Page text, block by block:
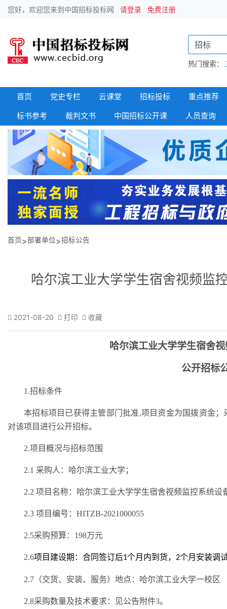
您好，欢迎您来到中国招标投标网 请登录 免费注册
热门搜索：
首页 党史专栏 云课堂
政府采购
建筑工程
国企采购
招标投标
招标信息
中标信息
变更公告
招标专栏
重点推荐
标书参考
裁判文书 中国招标公开课 人员查询
首页>部署单位>招标公告
哈尔滨工业大学学生宿舍视频监
2021-08-20 打印 收藏
哈尔滨工业大学学生宿舍
公开招标
1.招标条件
本招标项目 已获得主管部门批准,项目资金为国拨资金
对该项目进行公开招标。
2.项目概况与招标范围
2.1 采购人：哈尔滨工业大学；
2.2 项目名称：哈尔滨工业大学学生宿舍视频监控系统设
2.3 项目编号：HITZB-2021000055
2.5采购预算： 198万元
2.6项目建设期：合同签订后1个月内到货， 2个月安装调
2.7（交货、安装、 服务） 地点：哈尔滨工业大学一校区
2.8采购数量及技术要求 ：见公告 附件3。